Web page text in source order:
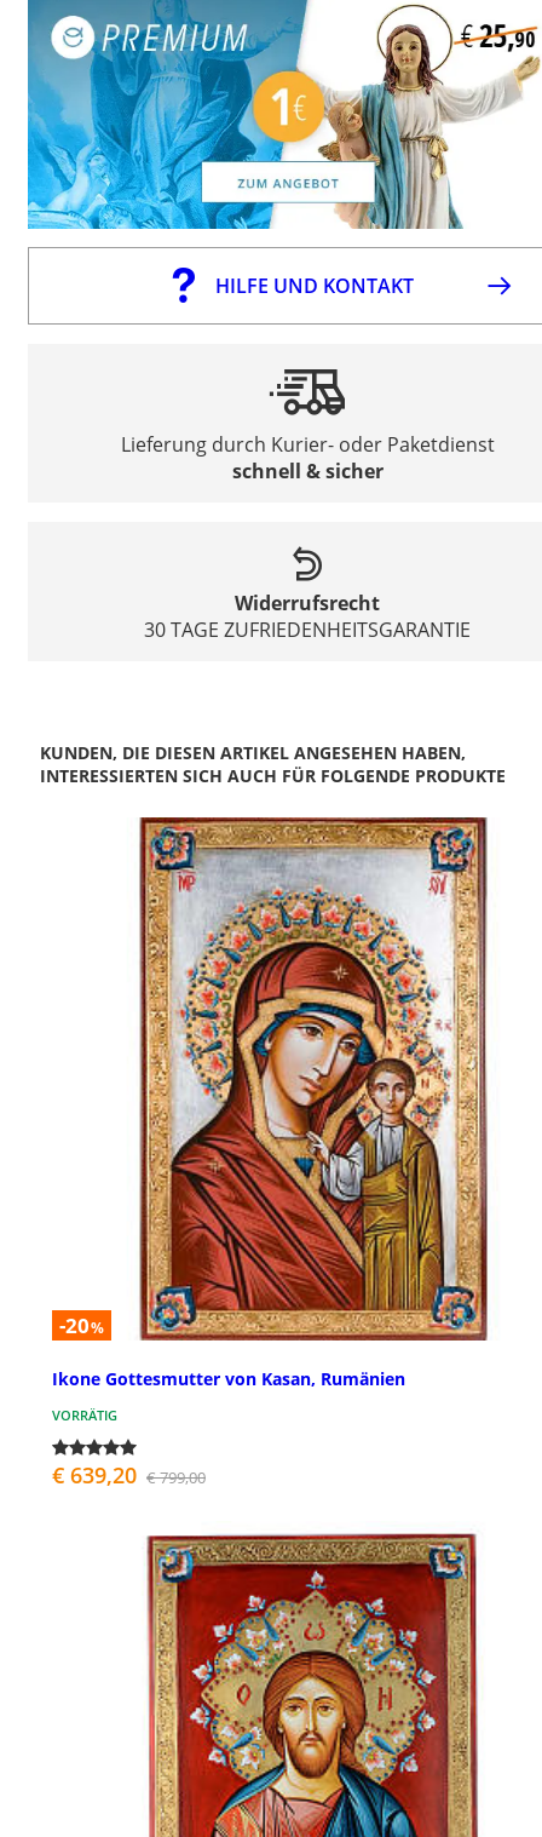
HILFE UND KONTAKT
Lieferung durch Kurier- oder Paketdienst
schnell & sicher
Widerrufsrecht
30 TAGE ZUFRIEDENHEITSGARANTIE
KUNDEN, DIE DIESEN ARTIKEL ANGESEHEN HABEN,
INTERESSIERTEN SICH AUCH FÜR FOLGENDE PRODUKTE
-20%
Ikone Gottesmutter von Kasan, Rumänien
VORRÄTIG
€ 639,20 € 799,00